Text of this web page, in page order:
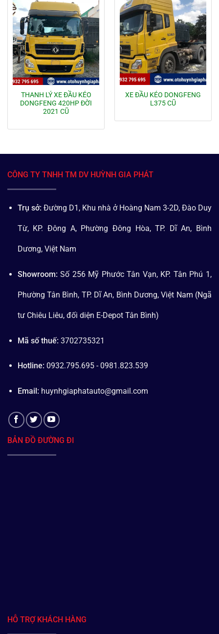
THANH LÝ XE ĐẦU KÉO
DONGFENG 420HP ĐỜI
2021 CŨ
XE ĐẦU KÉO DONGFENG
L375 CŨ
CÔNG TY TNHH TM DV HUỲNH GIA PHÁT
Trụ sở: Đường D1, Khu nhà ở Hoàng Nam 3-2D, Đào Duy
Từ, KP. Đông A, Phường Đông Hòa, TP. Dĩ An, Bình
Dương, Việt Nam
Showroom: Số 256 Mỹ Phước Tân Vạn, KP. Tân Phú 1,
Phường Tân Bình, TP. Dĩ An, Bình Dương, Việt Nam (Ngã
tư Chiêu Liêu, đối diện E-Depot Tân Bình)
Mã số thuế: 3702735321
Hotline: 0932.795.695 - 0981.823.539
Email: huynhgiaphatauto@gmail.com
BẢN ĐỒ ĐƯỜNG ĐI
HỖ TRỢ KHÁCH HÀNG